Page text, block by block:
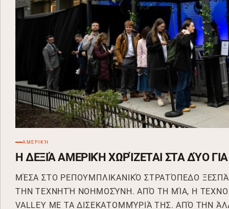
ΑΜΕΡΙΚΉ
Η ΔΕΞΙΆ ΑΜΕΡΙΚΉ ΧΩΡΊΖΕΤΑΙ ΣΤΑ ΔΎΟ
ΜΈΣΑ ΣΤΟ ΡΕΠΟΥΜΠΛΙΚΑΝΙΚΌ ΣΤΡΑΤΌΠΕΔΟ
ΤΗΝ ΤΕΧΝΗΤΉ ΝΟΗΜΟΣΎΝΗ. ΑΠΌ ΤΗ ΜΊΑ, Η
VALLEY ΜΕ ΤΑ ΔΙΣΕΚΑΤΟΜΜΎΡΙΆ ΤΗΣ. ΑΠΌ ΤΗΝ